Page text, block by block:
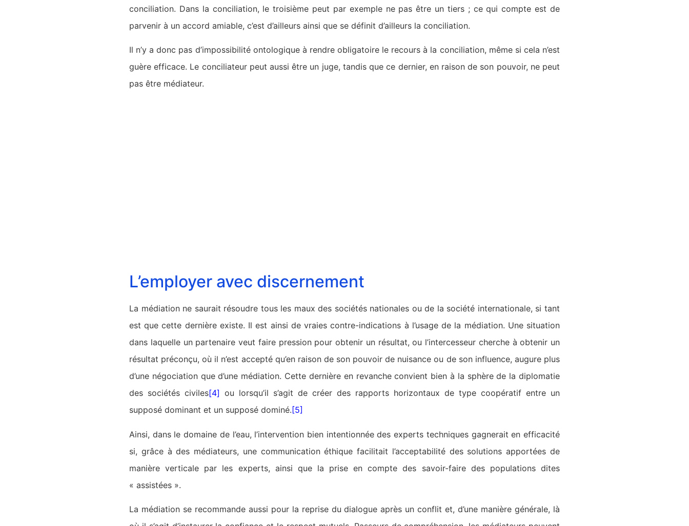
conciliation. Dans la conciliation, le troisième peut par exemple ne pas être un tiers ; ce qui compte est de
parvenir à un accord amiable, c’est d’ailleurs ainsi que se définit d’ailleurs la conciliation.
Il n’y a donc pas d’impossibilité ontologique à rendre obligatoire le recours à la conciliation, même si cela n’est
guère efficace. Le conciliateur peut aussi être un juge, tandis que ce dernier, en raison de son pouvoir, ne peut
pas être médiateur.
L’employer avec discernement
La médiation ne saurait résoudre tous les maux des sociétés nationales ou de la société internationale, si tant
est que cette dernière existe. Il est ainsi de vraies contre-indications à l’usage de la médiation. Une situation
dans laquelle un partenaire veut faire pression pour obtenir un résultat, ou l’intercesseur cherche à obtenir un
résultat préconçu, où il n’est accepté qu’en raison de son pouvoir de nuisance ou de son influence, augure plus
d’une négociation que d’une médiation. Cette dernière en revanche convient bien à la sphère de la diplomatie
des sociétés civiles[4] ou lorsqu’il s’agit de créer des rapports horizontaux de type coopératif entre un
supposé dominant et un supposé dominé. [5]
Ainsi, dans le domaine de l’eau, l’intervention bien intentionnée des experts techniques gagnerait en efficacité
si, grâce à des médiateurs, une communication éthique facilitait l’acceptabilité des solutions apportées de
manière verticale par les experts, ainsi que la prise en compte des savoir-faire des populations dites
« assistées ».
La médiation se recommande aussi pour la reprise du dialogue après un conflit et, d’une manière générale, là